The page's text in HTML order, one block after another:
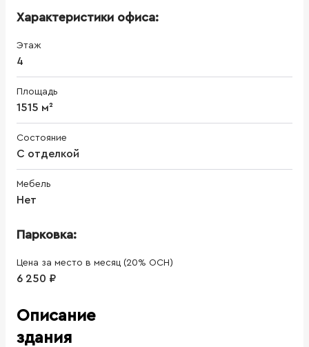
Характеристики офиса:
Этаж
4
Площадь
1515 м²
Состояние
С отделкой
Мебель
Нет
Парковка:
Цена за место в месяц (20% ОСН)
6 250 ₽
Описание
здания